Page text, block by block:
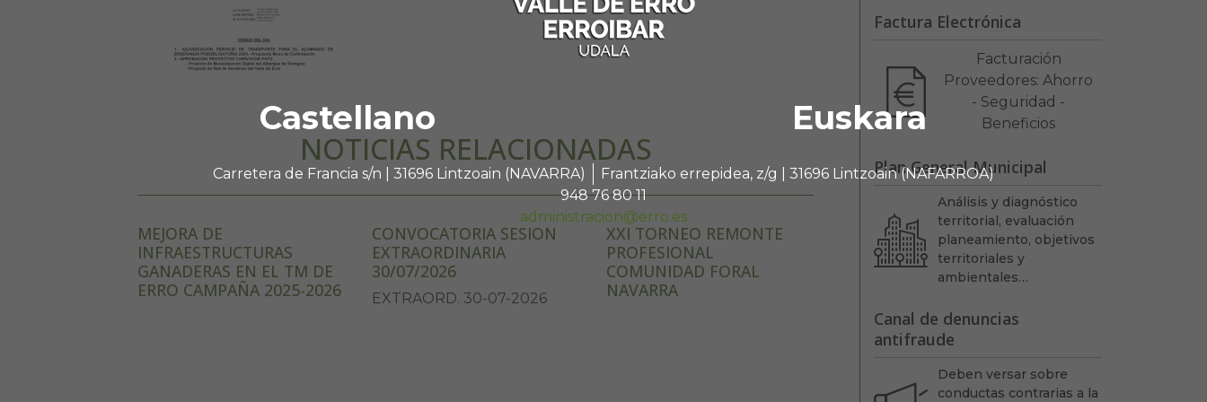
Castellano Euskara
Carretera de Francia s/n | 31696 Lintzoain (NAVARRA)
Frantziako errepidea, z/g | 31696 Lintzoain (NAFARROA)
948 76 80 11
administracion@erro.es
NOTICIAS RELACIONADAS
MEJORA DE
INFRAESTRUCTURAS
GANADERAS EN EL TM DE
ERRO CAMPAÑA 2025-2026
CONVOCATORIA SESION
EXTRAORDINARIA
30/07/2026
EXTRAORD. 30-07-2026
XXI TORNEO REMONTE
PROFESIONAL
COMUNIDAD FORAL
NAVARRA
Factura Electrónica
Facturación
Proveedores: Ahorro
- Seguridad -
Beneficios
Plan General Municipal
Análisis y diagnóstico
territorial, evaluación
planeamiento, objetivos
territoriales y
ambientales…
Canal de denuncias
antifraude
Deben versar sobre
conductas contrarias a la